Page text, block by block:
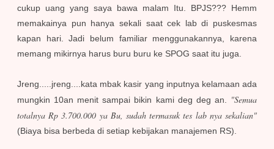
cukup uang yang saya bawa malam Itu. BPJS??? Hemm
memakainya pun hanya sekali saat cek lab di puskesmas
kapan hari. Jadi belum familiar menggunakannya, karena
memang mikirnya harus buru buru ke SPOG saat itu juga.
Jreng.....jreng....kata mbak kasir yang inputnya kelamaan ada
mungkin 10an menit sampai bikin kami deg deg an. "Semua
totalnya Rp 3.700.000 ya Bu, sudah termasuk tes lab nya sekalian"
(Biaya bisa berbeda di setiap kebijakan manajemen RS).